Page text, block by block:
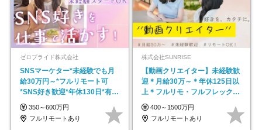
ゼロプライド株式会社
SNSマーケター*未経験でも月
給30万円～*フルリモート可
*SNS好き歓迎*年休130日*有休
取得率100%
350～600万円
フルリモートあり
株式会社SUNRISE
【動画クリエイター】未経験歓
迎＊月給30万～＊年休125日以
上＊フルリモ・フルフレックス
◆10名の採用が決定◆
400～1500万円
フルリモートあり